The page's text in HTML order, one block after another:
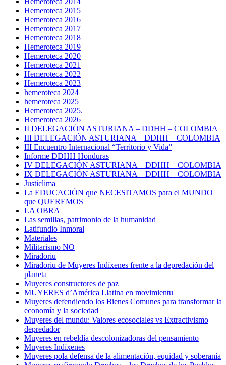
Hemeroteca 2015
Hemeroteca 2016
Hemeroteca 2017
Hemeroteca 2018
Hemeroteca 2019
Hemeroteca 2020
Hemeroteca 2021
Hemeroteca 2022
Hemeroteca 2023
hemeroteca 2024
hemeroteca 2025
Hemeroteca 2025.
Hemeroteca 2026
II DELEGACIÓN ASTURIANA – DDHH – COLOMBIA
III DELEGACIÓN ASTURIANA – DDHH – COLOMBIA
III Encuentro Internacional “Territorio y Vida”
Informe DDHH Honduras
IV DELEGACIÓN ASTURIANA – DDHH – COLOMBIA
IX DELEGACIÓN ASTURIANA – DDHH – COLOMBIA
Justiclima
La EDUCACIÓN que NECESITAMOS para el MUNDO
que QUEREMOS
LA OBRA
Las semillas, patrimonio de la humanidad
Latifundio Inmoral
Materiales
Militarismo NO
Miradoriu
Miradoriu de Muyeres Indíxenes frente a la depredación del
planeta
Muyeres constructores de paz
MUYERES d’América Llatina en movimientu
Muyeres defendiendo los Bienes Comunes para transformar la
economía y la sociedad
Muyeres del mundu: Valores ecosociales vs Extractivismo
depredador
Muyeres en rebeldía descolonizadoras del pensamiento
Muyeres Indíxenes
Muyeres pola defensa de la alimentación, equidad y soberanía